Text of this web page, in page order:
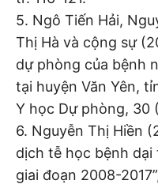
5. Ngô Tiến Hải,
Thị Hà và cộng sự
dự phòng của bệnh
tại huyện Văn Yên,
Y học Dự phòng, 30
6. Nguyễn Thị Hiền
dịch tễ học bệnh
giai đoạn 2008-